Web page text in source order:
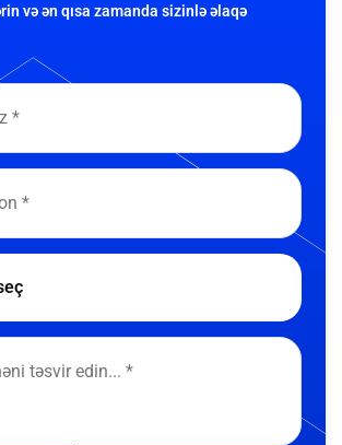
və ən qısa zamanda sizinlə əlaqə